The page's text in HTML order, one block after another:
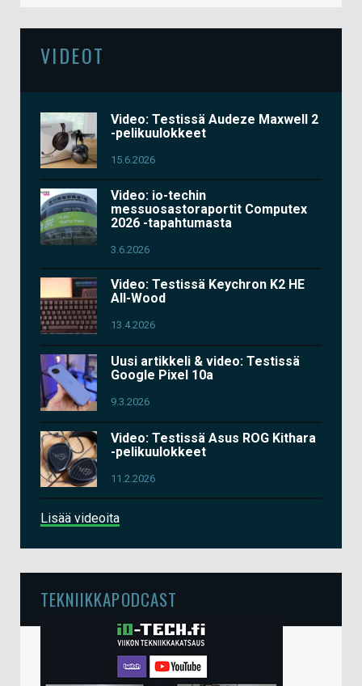
VIDEOT
Video: Testissä Audeze Maxwell 2
-pelikuulokkeet
15.6.2026
Video: io-techin
messuosastoraportit Computex
2026 -tapahtumasta
3.6.2026
Video: Testissä Keychron K2 HE
All-Wood
13.4.2026
Uusi artikkeli & video: Testissä
Google Pixel 10a
9.3.2026
Video: Testissä Asus ROG Kithara
-pelikuulokkeet
11.2.2026
Lisää videoita
TEKNIIKKAPODCAST